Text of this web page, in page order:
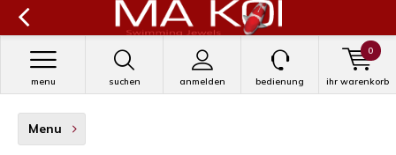
suchen anmelden
menu bedienung ihr warenkorb
0
Menu